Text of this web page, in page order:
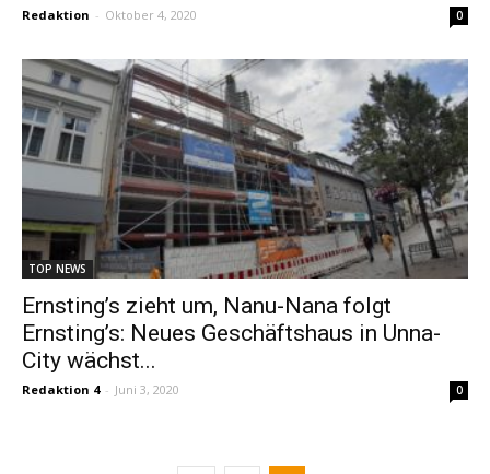
Redaktion - Oktober 4, 2020 0
TOP NEWS
Ernsting’s zieht um, Nanu-Nana folgt
Ernsting’s: Neues Geschäftshaus in Unna-
City wächst...
Redaktion 4 - Juni 3, 2020 0